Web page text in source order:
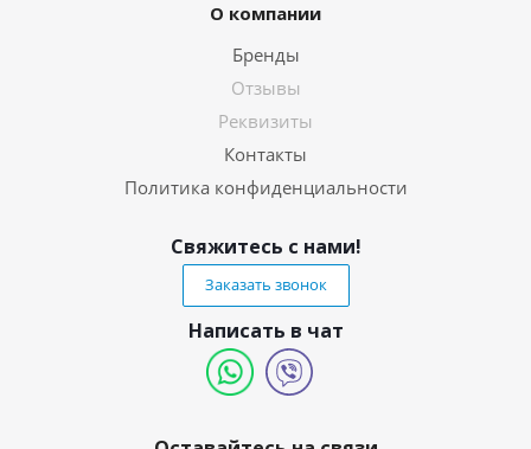
О компании
Бренды
Отзывы
Реквизиты
Контакты
Политика конфиденциальности
Свяжитесь с нами!
Заказать звонок
Написать в чат